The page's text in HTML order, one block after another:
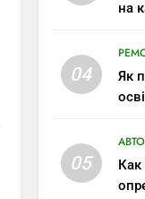
на
04
Як
05
АВТО
Как